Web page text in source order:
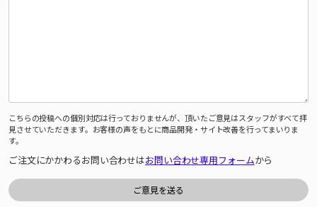
こちらの投稿への個別対応は行っておりませんが、頂いたご意見はスタッフがすべて拝
見させていただきます。お客様の声をもとに商品開発・サイト改善を行ってまいりま
す。
ご注文にかかわるお問い合わせはお問い合わせ専用フォームから